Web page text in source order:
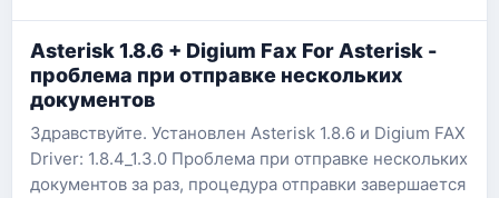
Asterisk 1.8.6 + Digium Fax For Asterisk -
проблема при отправке нескольких
документов
Здравствуйте. Установлен Asterisk 1.8.6 и Digium FAX
Driver: 1.8.4_1.3.0 Проблема при отправке нескольких
документов за раз, процедура отправки завершается